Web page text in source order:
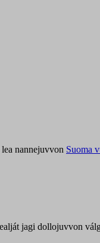
nannejuvvon Suoma
jagi dollojuvvon